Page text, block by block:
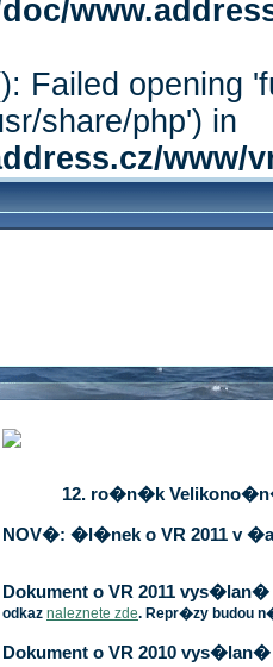
Failed opening
share/php') in
www/
12. ro�n�k
NOV�: �l�nek o VR 2011 v
Dokument o VR 2011
odkaz naleznete zde. Repr�zy budou
Dokument o VR 2010